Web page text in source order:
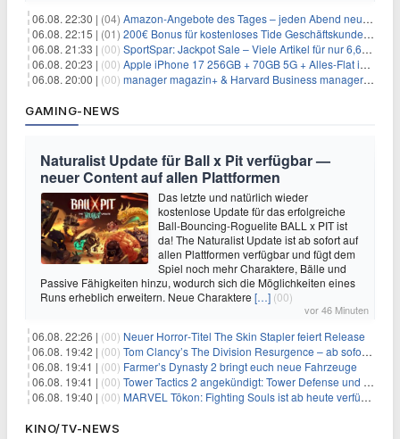
06.08. 22:30 | (04) Amazon-Angebote des Tages – jeden Abend neue Deals zum Stöbern
06.08. 22:15 | (01) 200€ Bonus für kostenloses Tide Geschäftskundenkonto
06.08. 21:33 | (00) SportSpar: Jackpot Sale – Viele Artikel für nur 6,66€ – nur 48 Stunden
06.08. 20:23 | (00) Apple iPhone 17 256GB + 70GB 5G + Alles-Flat im Vodafone-Netz für 34,99€/Monat – eff. 4,65€/Monat
06.08. 20:00 | (00) manager magazin+ & Harvard Business manager+ Digital-Kombi-Abo 1 Monat kostenlos
GAMING-NEWS
Naturalist Update für Ball x Pit verfügbar —
neuer Content auf allen Plattformen
Das letzte und natürlich wieder
kostenlose Update für das erfolgreiche
Ball-Bouncing-Roguelite BALL x PIT ist
da! The Naturalist Update ist ab sofort auf
allen Plattformen verfügbar und fügt dem
Spiel noch mehr Charaktere, Bälle und
Passive Fähigkeiten hinzu, wodurch sich die Möglichkeiten eines
Runs erheblich erweitern. Neue Charaktere […] (00)
vor 46 Minuten
06.08. 22:26 | (00) Neuer Horror‑Titel The Skin Stapler feiert Release
06.08. 19:42 | (00) Tom Clancy’s The Division Resurgence – ab sofort für euch verfügbar
06.08. 19:41 | (00) Farmer’s Dynasty 2 bringt euch neue Fahrzeuge
06.08. 19:41 | (00) Tower Tactics 2 angekündigt: Tower Defense und Deckbuilding Kombo kehrt zurück
06.08. 19:40 | (00) MARVEL Tōkon: Fighting Souls ist ab heute verfügbar
KINO/TV-NEWS